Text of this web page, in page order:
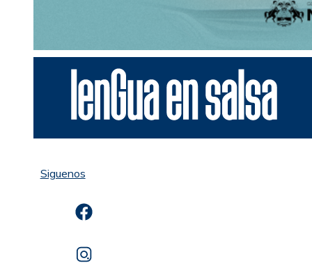
Siguenos